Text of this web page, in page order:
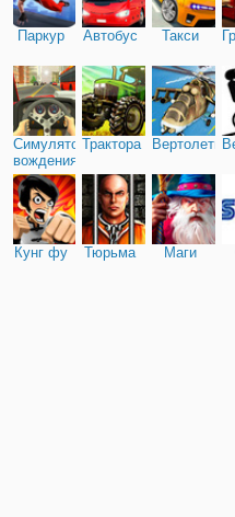
Паркур Автобус Такси
Симулятор
вождения
Трактора Вертолеты
Кунг фу Тюрьма Маги